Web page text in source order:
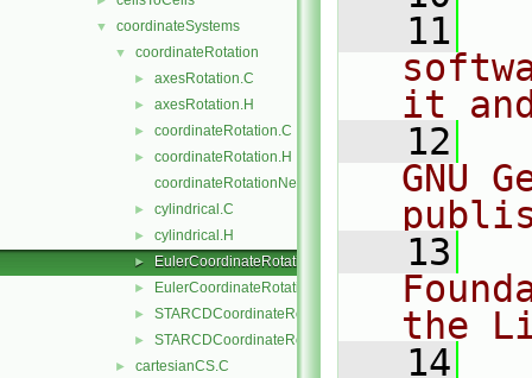
▼ coordinateSystems
▼ coordinateRotation
► axesRotation.C
► axesRotation.H
► coordinateRotation.C
►
coordinateRotation.H
coordinateRotationNew.C
► cylindrical.C
► cylindrical.H
► EulerCoordinateRotation.C
► EulerCoordinateRotation.H
► STARCDCoordinateRotation.C
► STARCDCoordinateRotation.H
► cartesianCS.C
   11
it
   12
GNU
   13
the
   14